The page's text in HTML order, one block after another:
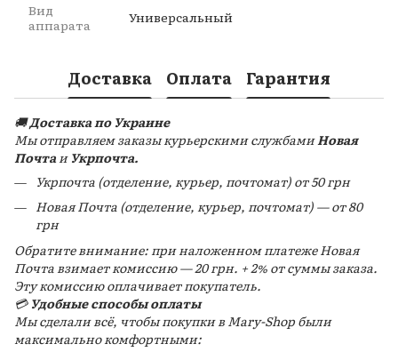
Вид
аппарата
Универсальный
Доставка Оплата Гарантия
🚚Доставка по Украине
Мы отправляем заказы курьерскими службамиНовая
Почтаи Укрпочта.
Укрпочта (отделение, курьер, почтомат) от 50 грн
Новая Почта (отделение, курьер, почтомат) — от 80
грн
Обратите внимание: при наложенном платеже Новая
Почта взимает комиссию — 20 грн. + 2% от суммы заказа.
Эту комиссию оплачивает покупатель.
💳 Удобные способы оплаты
Мы сделали всё, чтобы покупки в Mary-Shop были
максимально комфортными: